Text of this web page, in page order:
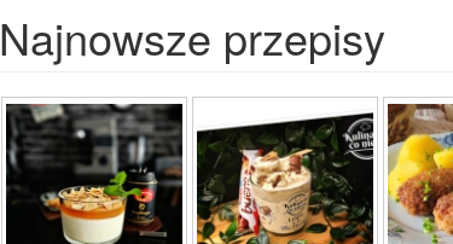
Najnowsze przepisy